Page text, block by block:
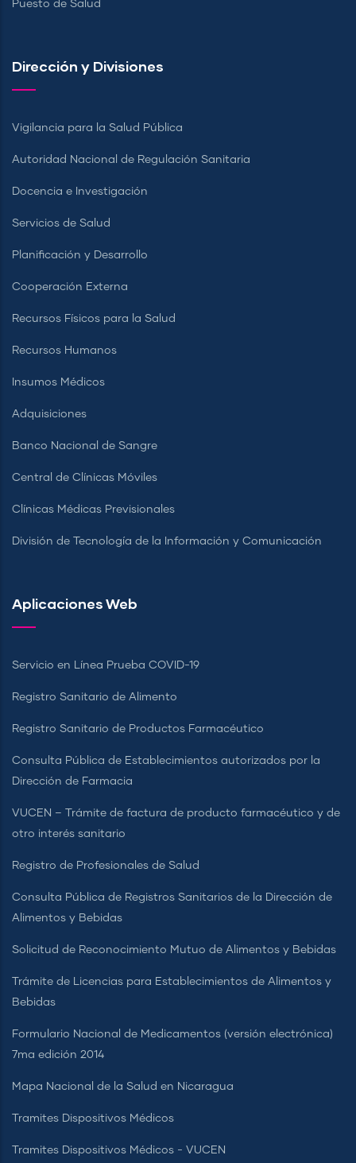
Puesto de Salud
Dirección y Divisiones
Vigilancia para la Salud Pública
Autoridad Nacional de Regulación Sanitaria
Docencia e Investigación
Servicios de Salud
Planificación y Desarrollo
Cooperación Externa
Recursos Físicos para la Salud
Recursos Humanos
Insumos Médicos
Adquisiciones
Banco Nacional de Sangre
Central de Clínicas Móviles
Clínicas Médicas Previsionales
División de Tecnología de la Información y Comunicación
Aplicaciones Web
Servicio en Línea Prueba COVID-19
Registro Sanitario de Alimento
Registro Sanitario de Productos Farmacéutico
Consulta Pública de Establecimientos autorizados por la
Dirección de Farmacia
VUCEN – Trámite de factura de producto farmacéutico y de
otro interés sanitario
Registro de Profesionales de Salud
Consulta Pública de Registros Sanitarios de la Dirección de
Alimentos y Bebidas
Solicitud de Reconocimiento Mutuo de Alimentos y Bebidas
Trámite de Licencias para Establecimientos de Alimentos y
Bebidas
Formulario Nacional de Medicamentos (versión electrónica)
7ma edición 2014
Mapa Nacional de la Salud en Nicaragua
Tramites Dispositivos Médicos
Tramites Dispositivos Médicos - VUCEN